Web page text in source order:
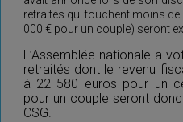
retraités qui touchent moins
000 € pour un couple) seront
L’Assemblée nationale a
retraités dont le revenu
à 22 580 euros pour un
pour un couple seront
CSG.